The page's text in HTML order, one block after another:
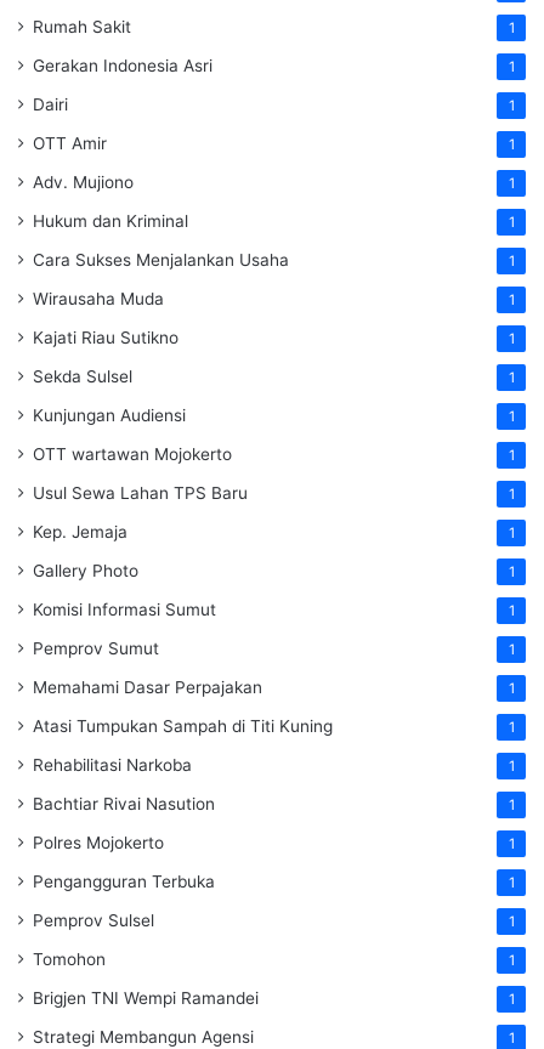
Rumah Sakit 1
Gerakan Indonesia Asri 1
Dairi 1
OTT Amir 1
Adv. Mujiono 1
Hukum dan Kriminal 1
Cara Sukses Menjalankan Usaha 1
Wirausaha Muda 1
Kajati Riau Sutikno 1
Sekda Sulsel 1
Kunjungan Audiensi 1
OTT wartawan Mojokerto 1
Usul Sewa Lahan TPS Baru 1
Kep. Jemaja 1
Gallery Photo 1
Komisi Informasi Sumut 1
Pemprov Sumut 1
Memahami Dasar Perpajakan 1
Atasi Tumpukan Sampah di Titi Kuning 1
Rehabilitasi Narkoba 1
Bachtiar Rivai Nasution 1
Polres Mojokerto 1
Pengangguran Terbuka 1
Pemprov Sulsel 1
Tomohon 1
Brigjen TNI Wempi Ramandei 1
Strategi Membangun Agensi 1